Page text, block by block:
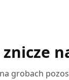
grobach